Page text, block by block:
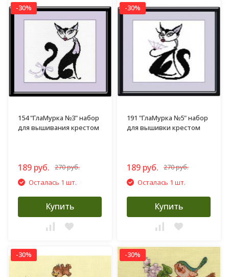
-30%
154 "ГлаМурка №3" набор
для вышивания крестом
189 руб. 270 руб.
Осталась 1 шт.
Купить
-30%
191 "ГлаМурка №5" набор
для вышивки крестом
189 руб. 270 руб.
Осталась 1 шт.
Купить
-30% -30%